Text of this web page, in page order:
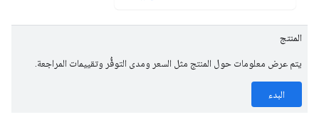
المنتج
يتم عرض معلومات حول المنتج مثل السعر ومدى التوفُّر وتقييمات المراجعة.
البدء